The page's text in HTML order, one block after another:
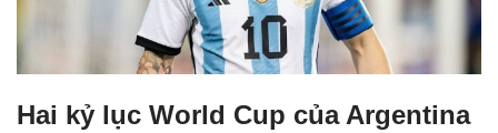
Hai kỷ lục World Cup của Argentina